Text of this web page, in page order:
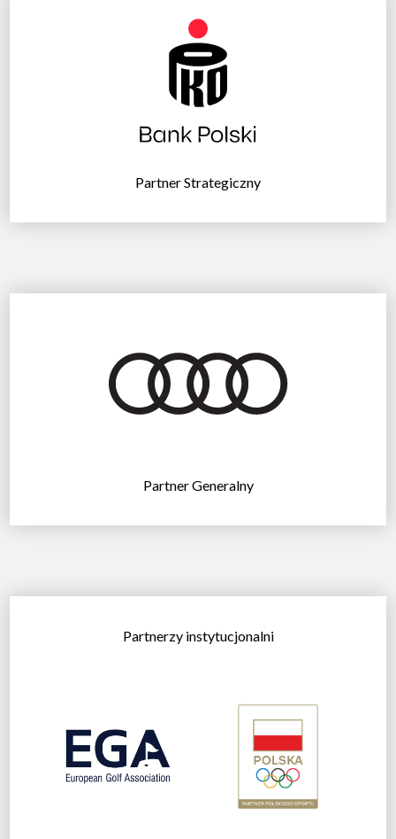
Partner Strategiczny
Partner Generalny
Partnerzy instytucjonalni